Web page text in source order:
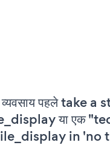
पहले take a
या एक
in 'no